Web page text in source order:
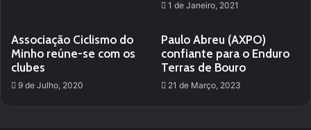
1 de Janeiro, 2021
Associação Ciclismo do
Minho reúne-se com os
clubes
9 de Julho, 2020
Paulo Abreu (AXPO)
confiante para o Enduro
Terras de Bouro
21 de Março, 2023